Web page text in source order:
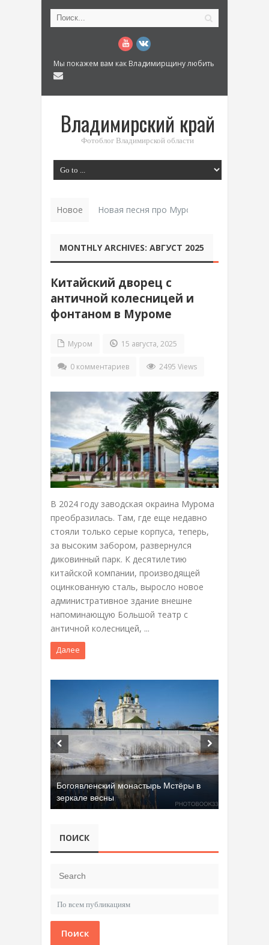
Мы покажем вам как Владимирщину любить
Владимирский край
Фотоблог Владимирской области
Новое Новая песня про Муром: «Былинный
MONTHLY ARCHIVES: АВГУСТ 2025
Китайский дворец с
античной колесницей и
фонтаном в Муроме
Муром 15 августа, 2025
0 комментариев 2495 Views
В 2024 году заводская окраина Мурома
преобразилась. Там, где еще недавно
стояли только серые корпуса, теперь,
за высоким забором, развернулся
диковинный парк. К десятилетию
китайской компании, производящей
оцинкованную сталь, выросло новое
административное здание внешне
напоминающую Большой театр с
античной колесницей, ...
Далее
Богоявленский монастырь Мстёры в
зеркале весны
ПОИСК
Поиск